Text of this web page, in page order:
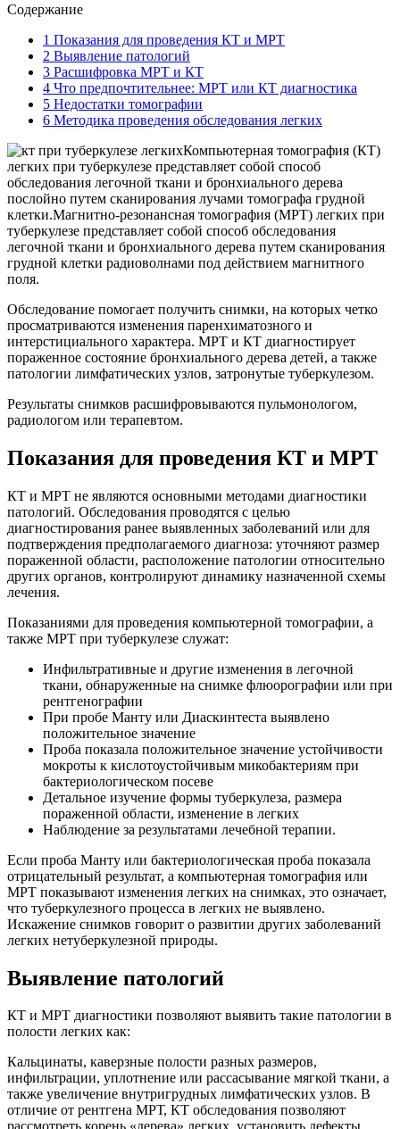
Содержание
1 Показания для проведения КТ и МРТ
2 Выявление патологий
3 Расшифровка МРТ и КТ
4 Что предпочтительнее: МРТ или КТ диагностика
5 Недостатки томографии
6 Методика проведения обследования легких
Компьютерная томография (КТ)
легких при туберкулезе представляет собой способ
обследования легочной ткани и бронхиального дерева
послойно путем сканирования лучами томографа грудной
клетки.Магнитно-резонансная томография (МРТ) легких при
туберкулезе представляет собой способ обследования
легочной ткани и бронхиального дерева путем сканирования
грудной клетки радиоволнами под действием магнитного
поля.
Обследование помогает получить снимки, на которых четко
просматриваются изменения паренхиматозного и
интерстициального характера. МРТ и КТ диагностирует
пораженное состояние бронхиального дерева детей, а также
патологии лимфатических узлов, затронутые туберкулезом.
Результаты снимков расшифровываются пульмонологом,
радиологом или терапевтом.
Показания для проведения КТ и МРТ
КТ и МРТ не являются основными методами диагностики
патологий. Обследования проводятся с целью
диагностирования ранее выявленных заболеваний или для
подтверждения предполагаемого диагноза: уточняют размер
пораженной области, расположение патологии относительно
других органов, контролируют динамику назначенной схемы
лечения.
Показаниями для проведения компьютерной томографии, а
также МРТ при туберкулезе служат:
Инфильтративные и другие изменения в легочной
ткани, обнаруженные на снимке флюорографии или при
рентгенографии
При пробе Манту или Диаскинтеста выявлено
положительное значение
Проба показала положительное значение устойчивости
мокроты к кислотоустойчивым микобактериям при
бактериологическом посеве
Детальное изучение формы туберкулеза, размера
пораженной области, изменение в легких
Наблюдение за результатами лечебной терапии.
Если проба Манту или бактериологическая проба показала
отрицательный результат, а компьютерная томография или
МРТ показывают изменения легких на снимках, это означает,
что туберкулезного процесса в легких не выявлено.
Искажение снимков говорит о развитии других заболеваний
легких нетуберкулезной природы.
Выявление патологий
КТ и МРТ диагностики позволяют выявить такие патологии в
полости легких как:
Кальцинаты, каверзные полости разных размеров,
инфильтрации, уплотнение или рассасывание мягкой ткани, а
также увеличение внутригрудных лимфатических узлов. В
отличие от рентгена МРТ, КТ обследования позволяют